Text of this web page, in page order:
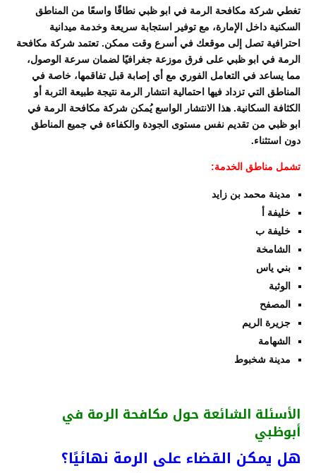
تغطي شركة مكافحة الرمة في ابو ظبي نطاقًا واسعًا من المناطق
السكنية داخل الإمارة، مع توفير استجابة سريعة وخدمة ميدانية
احترافية تصل إلى موقعك في أسرع وقت ممكن. تعتمد شركة مكافحة
الرمة في ابو ظبي على فرق موزعة جغرافيًا لضمان سرعة الوصول،
مما يساعد في التعامل الفوري مع أي إصابة قبل تفاقمها، خاصة في
المناطق التي تزداد فيها احتمالية انتشار الرمة نتيجة طبيعة التربة أو
الكثافة السكانية. هذا الانتشار الواسع يُمكن شركة مكافحة الرمة في
ابو ظبي من تقديم نفس مستوى الجودة والكفاءة في جميع المناطق
دون استثناء.
تشمل مناطق الخدمة:
مدينة محمد بن زايد
خليفة أ
خليفة ب
الشامخة
بني ياس
الوثبة
المصفح
جزيرة الريم
الشهامة
مدينة شخبوط
الأسئلة الشائعة حول مكافحة الرمة في
أبوظبي
هل يمكن القضاء على الرمة نهائيًا؟